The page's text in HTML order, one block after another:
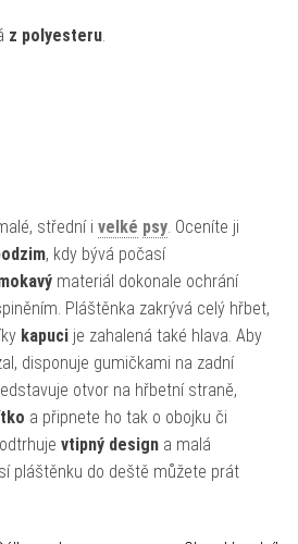
z polyesteru.
střední i velké psy. Oceníte ji
, kdy bývá počasí
materiál dokonale ochrání
Pláštěnka zakrývá celý hřbet,
kapuci je zahalená také hlava. Aby
disponuje gumičkami na zadní
otvor na hřbetní straně,
a připnete ho tak o obojku či
vtipný design a malá
pláštěnku do deště můžete prát